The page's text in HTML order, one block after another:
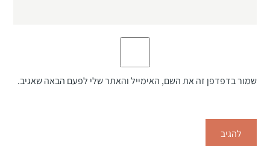
שמור בדפדפן זה את השם, האימייל והאתר שלי לפעם הבאה שאגיב.